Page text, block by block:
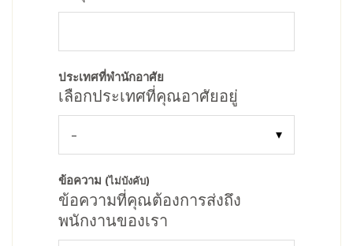
ประเทศที่พำนักอาศัย
เลือกประเทศที่คุณอาศัยอยู่
ข้อความ (ไม่บังคับ)
ข้อความที่คุณต้องการส่งถึง
พนักงานของเรา